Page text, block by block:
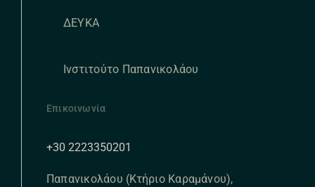
ΔΕΥΚΑ
Ινστιτούτο Παπανικολάου
Επικοινωνία
+30 2223350201
Παπανικολάου (Κτήριο Καραμάνου),